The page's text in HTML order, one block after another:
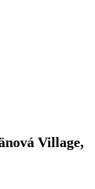
Village,